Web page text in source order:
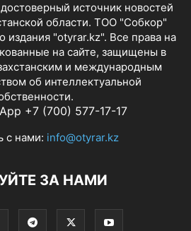
источник новостей
области. ТОО "Собкор"
издания "otyrar.kz". Все права на
на сайте, защищены в
и международным
об интеллектуальной
+7 (700) 577-17-17
с нами: info@otyrar.kz
ЗА НАМИ